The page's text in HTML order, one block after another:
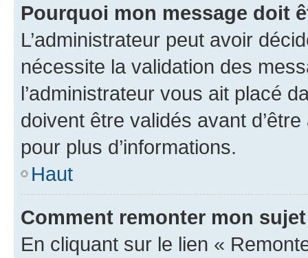
Pourquoi mon message doit
L’administrateur peut avoir
nécessite la validation des
l’administrateur vous ait placé
doivent être validés avant
pour plus d’informations.
Haut
Comment remonter mon
En cliquant sur le lien «